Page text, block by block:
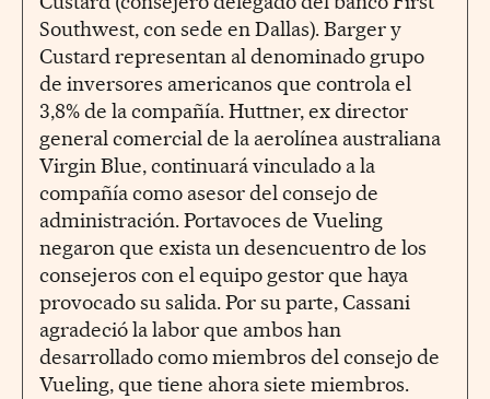
Southwest, con sede en Dallas). Barger y
Custard representan al denominado grupo
de inversores americanos que controla el
3,8% de la compañía. Huttner, ex director
general comercial de la aerolínea australiana
Virgin Blue, continuará vinculado a la
compañía como asesor del consejo de
administración. Portavoces de Vueling
negaron que exista un desencuentro de los
consejeros con el equipo gestor que haya
provocado su salida. Por su parte, Cassani
agradeció la labor que ambos han
desarrollado como miembros del consejo de
Vueling, que tiene ahora siete miembros.